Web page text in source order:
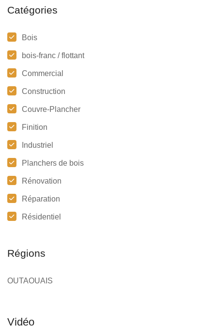
Catégories
Bois
bois-franc / flottant
Commercial
Construction
Couvre-Plancher
Finition
Industriel
Planchers de bois
Rénovation
Réparation
Résidentiel
Régions
OUTAOUAIS